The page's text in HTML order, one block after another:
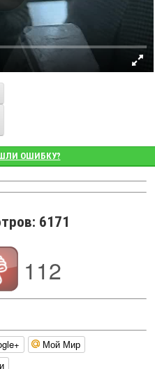
ОШИБКУ?
6171
112
Мой Мир